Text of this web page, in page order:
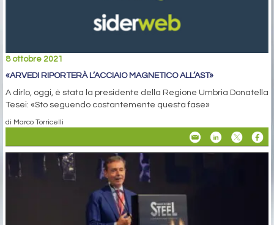
8 ottobre 2021
«ARVEDI RIPORTERÀ L’ACCIAIO MAGNETICO ALL’AST»
A dirlo, oggi, è stata la presidente della Regione Umbria Donatella
Tesei: «Sto seguendo costantemente questa fase»
di Marco Torricelli